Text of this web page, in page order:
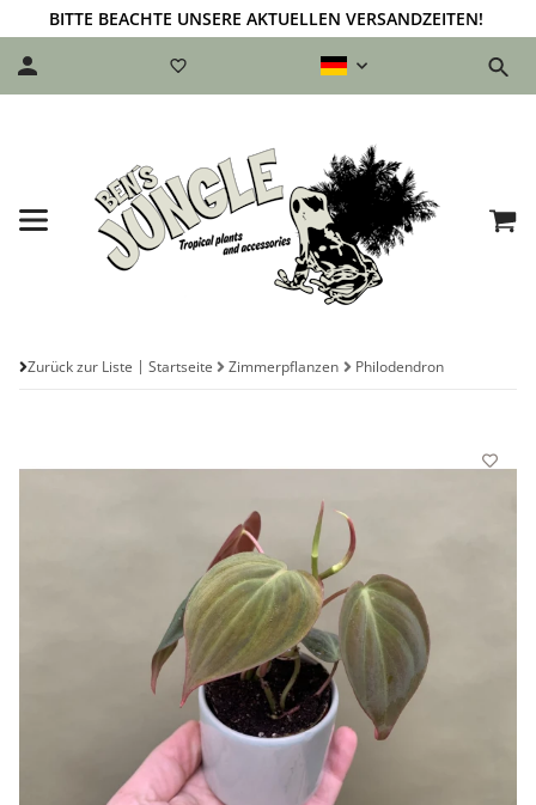
BITTE BEACHTE UNSERE AKTUELLEN VERSANDZEITEN!
Zurück zur Liste Startseite Zimmerpflanzen Philodendron